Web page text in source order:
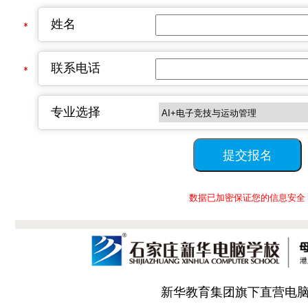
姓名
联系电话
专业选择
数据已加密保证您的信息安全
新华教育集团旗下直营电